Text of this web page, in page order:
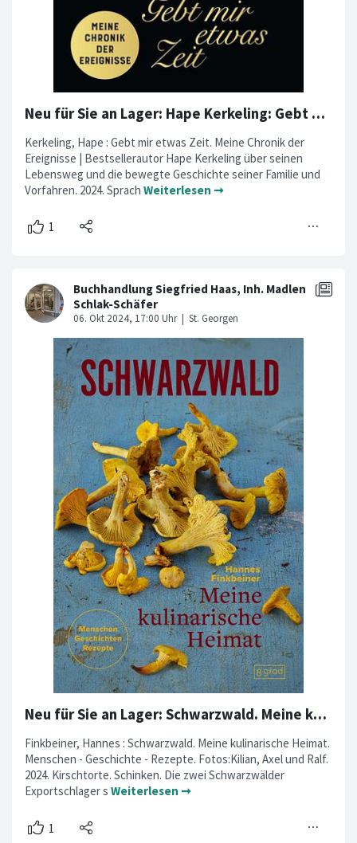
Neu für Sie an Lager: Hape Kerkeling: Gebt mir etwas Zeit.
Kerkeling, Hape : Gebt mir etwas Zeit. Meine Chronik der
Ereignisse | Bestsellerautor Hape Kerkeling über seinen
Lebensweg und die bewegte Geschichte seiner Familie und
Vorfahren. 2024. Sprach Weiterlesen ➞
Neu für Sie an Lager: Schwarzwald. Meine kulinarische Heimat.
Finkbeiner, Hannes : Schwarzwald. Meine kulinarische Heimat.
Menschen - Geschichte - Rezepte. Fotos:Kilian, Axel und Ralf.
2024. Kirschtorte. Schinken. Die zwei Schwarzwälder
Exportschlager s Weiterlesen ➞